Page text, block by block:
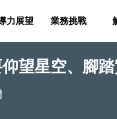
力展望 業務挑戰
望星空、腳